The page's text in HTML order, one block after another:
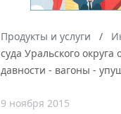
Продукты и услуги
суда Уральского
давности - вагоны -
9 ноября 2015